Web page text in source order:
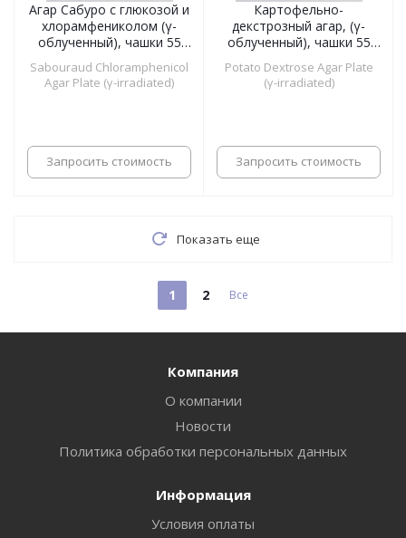
Агар Сабуро с глюкозой и
хлорамфениколом (γ-
облученный), чашки 55
мм
Sabouraud Chloramphenicol
Agar Plate (γ-irradiated)
Запросить стоимость
Картофельно-
декстрозный агар, (γ-
облученный), чашки 55
Potato Dextrose Agar Plate
(γ-irradiated)
Запросить стоимость
Показать еще
1 2 Все
Компания
О компании
Новости
Политика обработки персональных данных
Информация
Условия оплаты